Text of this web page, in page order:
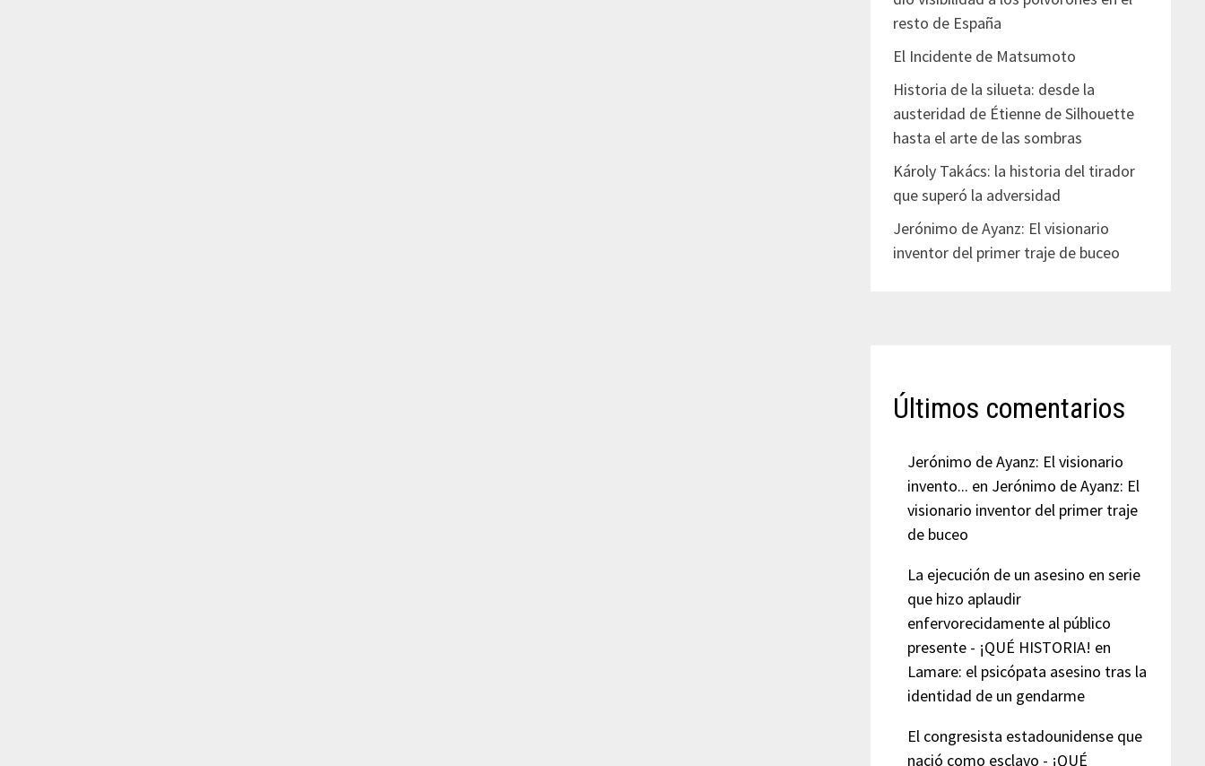
resto de España
El Incidente de Matsumoto
Historia de la silueta: desde la
austeridad de Étienne de Silhouette
hasta el arte de las sombras
Károly Takács: la historia del tirador
que superó la adversidad
Jerónimo de Ayanz: El visionario
inventor del primer traje de buceo
Últimos comentarios
Jerónimo de Ayanz: El visionario
invento... en Jerónimo de Ayanz: El
visionario inventor del primer traje
de buceo
La ejecución de un asesino en serie
que hizo aplaudir
enfervorecidamente al público
presente - ¡QUÉ HISTORIA! en
Lamare: el psicópata asesino tras la
identidad de un gendarme
El congresista estadounidense que
nació como esclavo - ¡QUÉ